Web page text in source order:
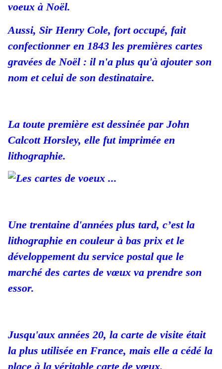
voeux à Noël.
Aussi, Sir Henry Cole, fort occupé, fait
confectionner en 1843 les premières cartes
gravées de Noël : il n'a plus qu'à ajouter son
nom et celui de son destinataire.
La toute première est dessinée par John
Calcott Horsley, elle fut imprimée en
lithographie.
Une trentaine d'années plus tard, c’est la
lithographie en couleur à bas prix et le
développement du service postal que le
marché des cartes de vœux va prendre son
essor.
Jusqu'aux années 20, la carte de visite était
la plus utilisée en France, mais elle a cédé la
place à la véritable carte de vœux.